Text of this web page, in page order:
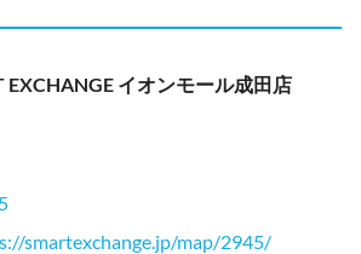
EXCHANGE イオンモール成田店
smartexchange.jp/map/2945/